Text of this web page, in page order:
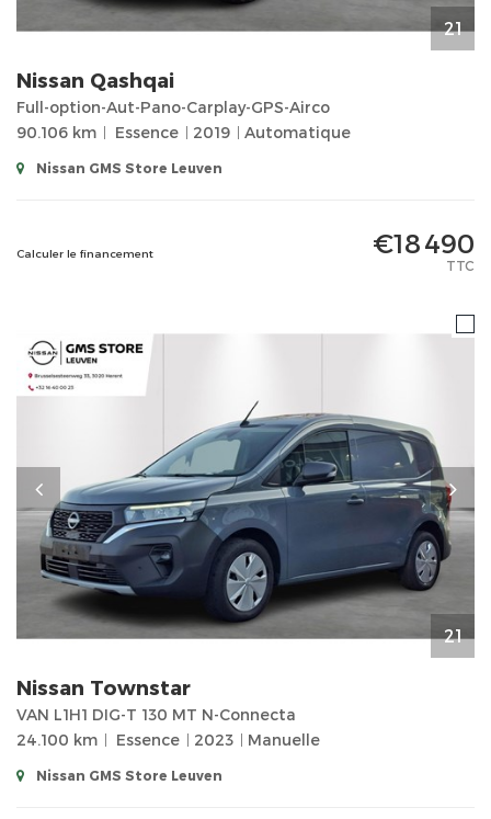
21
Nissan Qashqai
Full-option-Aut-Pano-Carplay-GPS-Airco
90.106 km
Essence 2019 Automatique
Nissan GMS Store Leuven
Calculer le financement €18 490
TTC
21
Nissan Townstar
VAN L1H1 DIG-T 130 MT N-Connecta
24.100 km
Essence 2023 Manuelle
Nissan GMS Store Leuven